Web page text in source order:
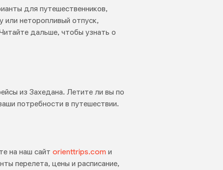
для путешественников,
неторопливый отпуск,
дальше, чтобы узнать о
из Захедана. Летите ли вы по
потребности в путешествии.
на наш сайт orienttrips.com и
перелета, цены и расписание,